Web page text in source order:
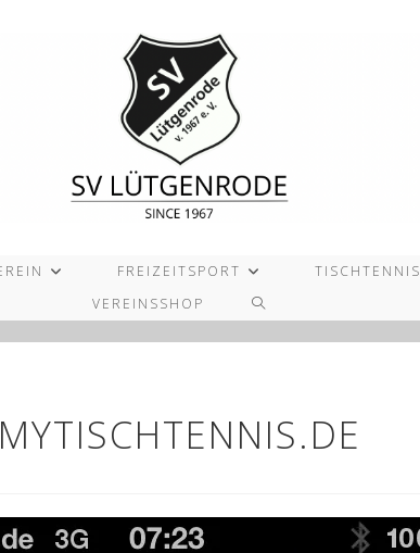
FREIZEITSPORT TISCHTENNIS
VEREINSSHOP
WEBSITE-
MYTISCHTENNIS.DE